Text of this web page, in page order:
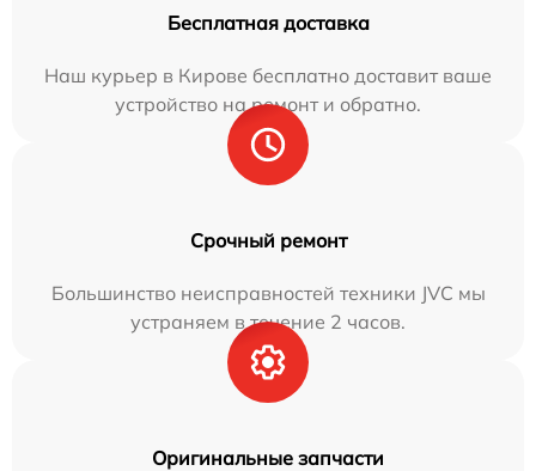
Бесплатная доставка
Наш курьер в Кирове бесплатно доставит ваше
устройство на ремонт и обратно.
Срочный ремонт
Большинство неисправностей техники JVC мы
устраняем в течение 2 часов.
Оригинальные запчасти